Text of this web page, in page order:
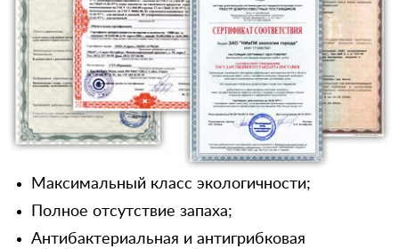
Максимальный класс экологичности;
Полное отсутствие запаха;
Антибактериальная и антигрибковая